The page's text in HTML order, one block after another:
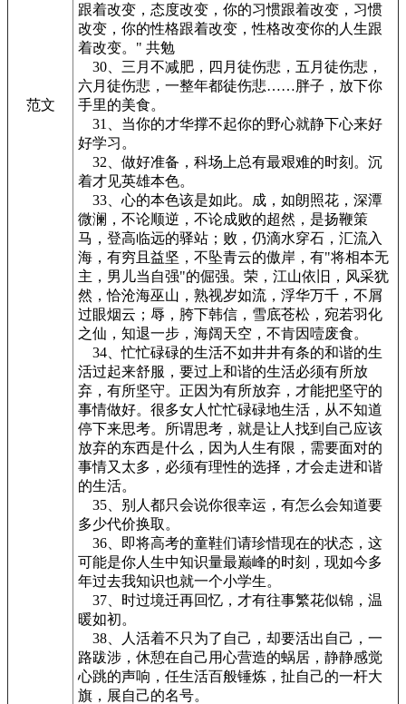
范文
跟着改变，态度改变，你的习惯跟着改变，习惯
改变，你的性格跟着改变，性格改变你的人生跟
着改变。" 共勉
30、三月不减肥，四月徒伤悲，五月徒伤悲，
六月徒伤悲，一整年都徒伤悲……胖子，放下你
手里的美食。
31、当你的才华撑不起你的野心就静下心来好
好学习。
32、做好准备，科场上总有最艰难的时刻。沉
着才见英雄本色。
33、心的本色该是如此。成，如朗照花，深潭
微澜，不论顺逆，不论成败的超然，是扬鞭策
马，登高临远的驿站；败，仍滴水穿石，汇流入
海，有穷且益坚，不坠青云的傲岸，有"将相本无
主，男儿当自强"的倔强。荣，江山依旧，风采犹
然，恰沧海巫山，熟视岁如流，浮华万千，不屑
过眼烟云；辱，胯下韩信，雪底苍松，宛若羽化
之仙，知退一步，海阔天空，不肯因噎废食。
34、忙忙碌碌的生活不如井井有条的和谐的生
活过起来舒服，要过上和谐的生活必须有所放
弃，有所坚守。正因为有所放弃，才能把坚守的
事情做好。很多女人忙忙碌碌地生活，从不知道
停下来思考。所谓思考，就是让人找到自己应该
放弃的东西是什么，因为人生有限，需要面对的
事情又太多，必须有理性的选择，才会走进和谐
的生活。
35、别人都只会说你很幸运，有怎么会知道要
多少代价换取。
36、即将高考的童鞋们请珍惜现在的状态，这
可能是你人生中知识量最巅峰的时刻，现如今多
年过去我知识也就一个小学生。
37、时过境迁再回忆，才有往事繁花似锦，温
暖如初。
38、人活着不只为了自己，却要活出自己，一
路跋涉，休憩在自己用心营造的蜗居，静静感觉
心跳的声响，任生活百般锤炼，扯自己的一杆大
旗，展自己的名号。